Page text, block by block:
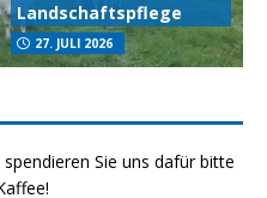
Landschaftspflege
27. JULI 2026
Sie uns dafür bitte